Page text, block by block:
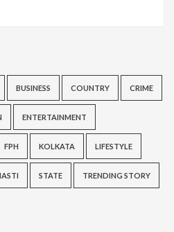
BUSINESS COUNTRY CRIME
ENTERTAINMENT
FPH KOLKATA LIFESTYLE
STATE TRENDING STORY